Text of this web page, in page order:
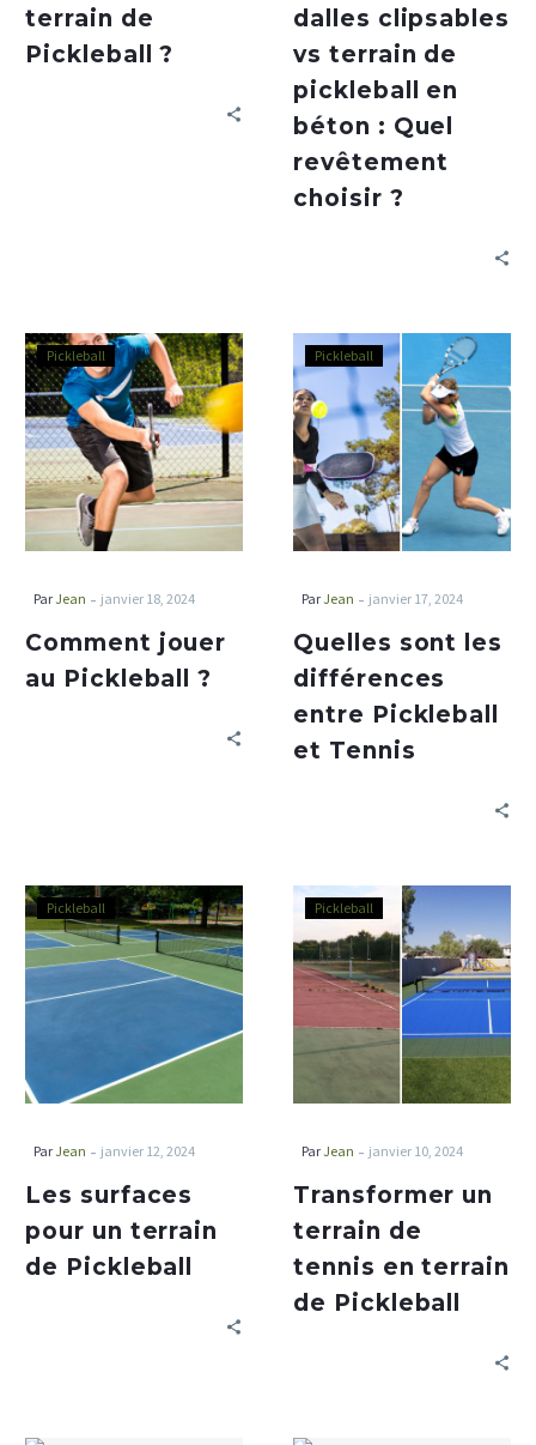
terrain de
Pickleball ?
dalles clipsables
vs terrain de
pickleball en
béton : Quel
revêtement
choisir ?
Pickleball
ParJean -janvier 18, 2024
Comment jouer
au Pickleball ?
Pickleball
ParJean -janvier 17, 2024
Quelles sont les
différences
entre Pickleball
et Tennis
Pickleball
ParJean -janvier 12, 2024
Les surfaces
pour un terrain
de Pickleball
Pickleball
ParJean -janvier 10, 2024
Transformer un
terrain de
tennis en terrain
de Pickleball